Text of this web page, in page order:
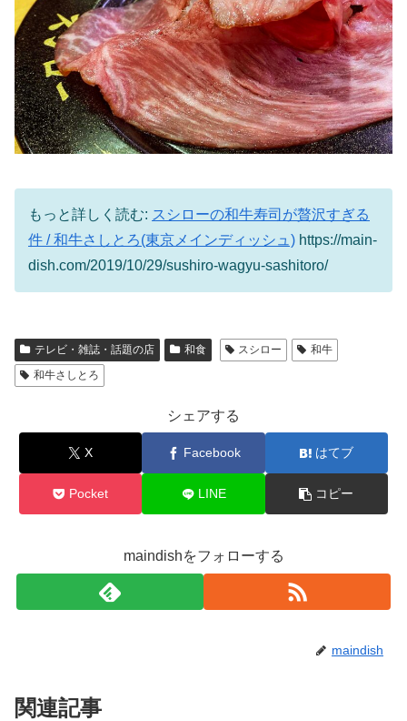
もっと詳しく読む: スシローの和牛寿司が贅沢すぎる
件 / 和牛さしとろ(東京メインディッシュ) https://main-
dish.com/2019/10/29/sushiro-wagyu-sashitoro/
テレビ・雑誌・話題の店 和食 スシロー
和牛
和牛さしとろ
シェアする
X Facebook はてブ
Pocket LINE コピー
maindishをフォローする
maindish
関連記事